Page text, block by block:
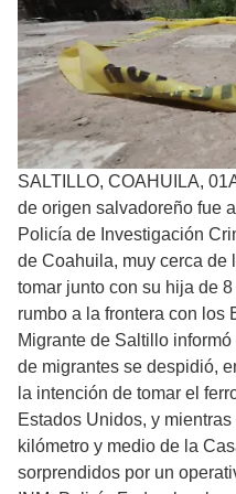
SALTILLO, COAHUILA,
de origen salvadoreño fue
Policía de Investigación
de Coahuila, muy cerca de
tomar junto con su hija de
rumbo a la frontera con los
Migrante de Saltillo
de migrantes se despidió,
la intención de tomar el
Estados Unidos, y
kilómetro y medio de la
sorprendidos por un